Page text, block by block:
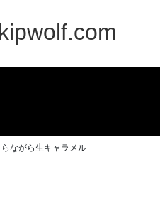
らながら生キャラメル